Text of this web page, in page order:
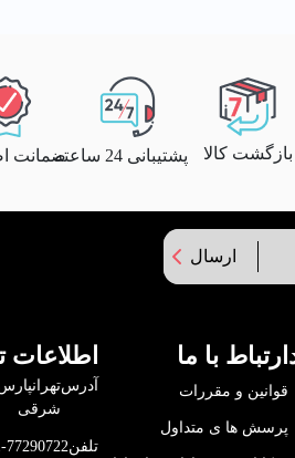
بازگشت کالا پشتیبانی 24 ساعته ضمانت
ارسال
ارتباط با ما
قوانین و مقررات
پرسش ها ی متداول
آدرس
شرقی
تلفن77290722